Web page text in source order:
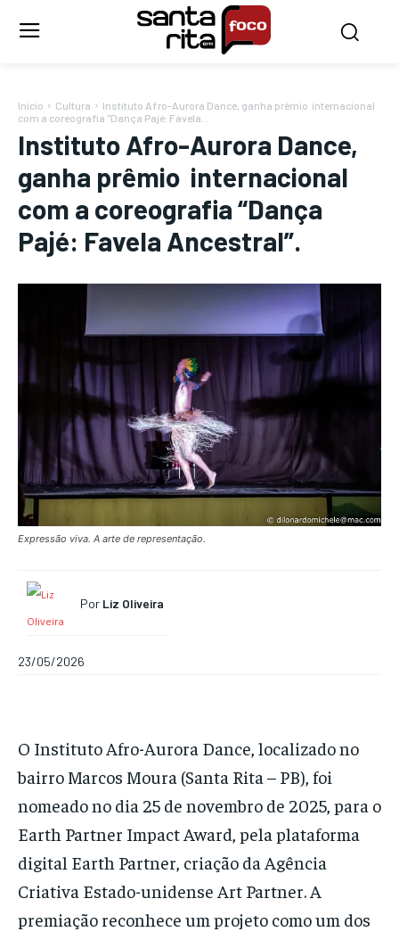
Início Cultura
Instituto Afro-Aurora Dance, ganha prêmio internacional
com a coreografia "Dança Pajé: Favela...
Instituto Afro-Aurora Dance,
ganha prêmio internacional
com a coreografia “Dança
Pajé: Favela Ancestral”.
Expressão viva. A arte de representação.
Por Liz Oliveira
23/05/2026
O Instituto Afro-Aurora Dance, localizado no
bairro Marcos Moura (Santa Rita – PB), foi
nomeado no dia 25 de novembro de 2025, para o
Earth Partner Impact Award, pela plataforma
digital Earth Partner, criação da Agência
Criativa Estado-unidense Art Partner. A
premiação reconhece um projeto como um dos